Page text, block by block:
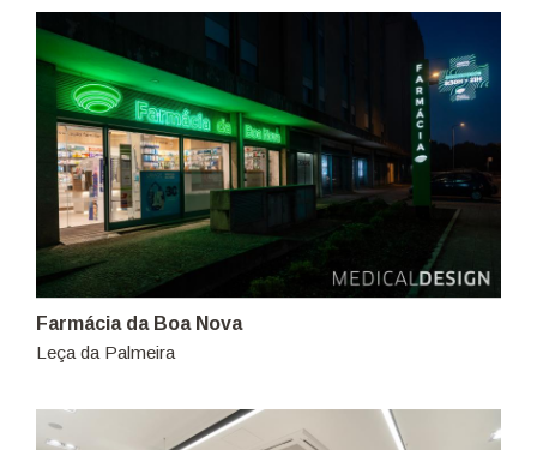
Farmácia da Boa Nova
Leça da Palmeira